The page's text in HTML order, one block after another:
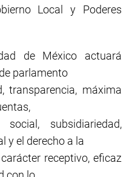
Local y Poderes
de México actuará
parlamento
transparencia, máxima
social, subsidiariedad,
y el derecho a la
receptivo, eficaz